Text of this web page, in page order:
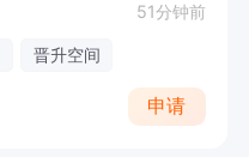
51分钟前
晋升空间
申请